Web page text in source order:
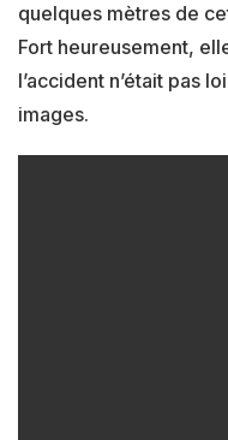
quelques mètres de
Fort heureusement,
l’accident n’était pas
images.